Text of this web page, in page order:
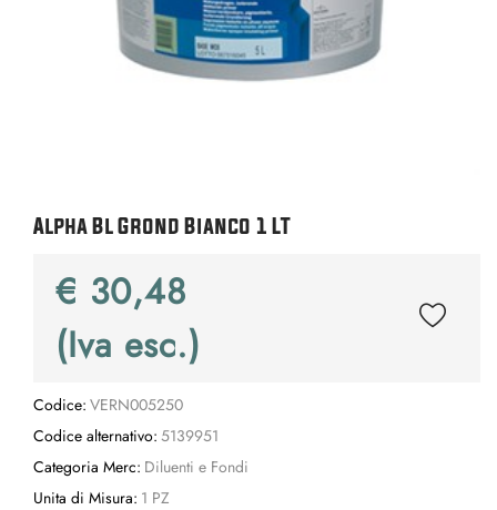
Alpha Bl Grond Bianco 1 LT
€ 30,48
(Iva esc.)
Codice: VERN005250
Codice alternativo: 5139951
Categoria Merc: Diluenti e Fondi
Unita di Misura: 1 PZ